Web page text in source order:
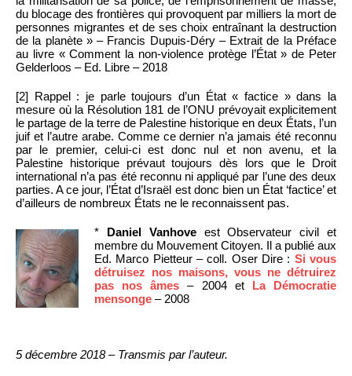
du blocage des frontières qui provoquent par milliers la mort de
personnes migrantes et de ses choix entraînant la destruction
de la planète » – Francis Dupuis-Déry – Extrait de la Préface
au livre « Comment la non-violence protège l’État » de Peter
Gelderloos – Ed. Libre – 2018
[2] Rappel : je parle toujours d’un État « factice » dans la
mesure où la Résolution 181 de l’ONU prévoyait explicitement
le partage de la terre de Palestine historique en deux États, l’un
juif et l’autre arabe. Comme ce dernier n’a jamais été reconnu
par le premier, celui-ci est donc nul et non avenu, et la
Palestine historique prévaut toujours dès lors que le Droit
international n’a pas été reconnu ni appliqué par l’une des deux
parties. A ce jour, l’État d’Israël est donc bien un État ‘factice’ et
d’ailleurs de nombreux États ne le reconnaissent pas.
* Daniel Vanhoveest Observateur civil et
membre du Mouvement Citoyen. Il a publié aux
Ed. Marco Pietteur – coll. Oser Dire : Si vous
détruisez nos maisons, vous ne détruirez
pas nos âmes – 2004 et La Démocratie
mensonge – 2008
5 décembre 2018 – Transmis par l’auteur.